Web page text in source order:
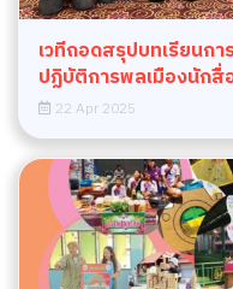
เวทีถอดสรุปบทเรียนกา
ปฏิบัติการพลเมืองนักสื่
22 Apr 2025